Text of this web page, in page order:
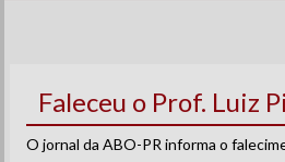
Faleceu o Prof. Luiz
O jornal da ABO-PR informa o